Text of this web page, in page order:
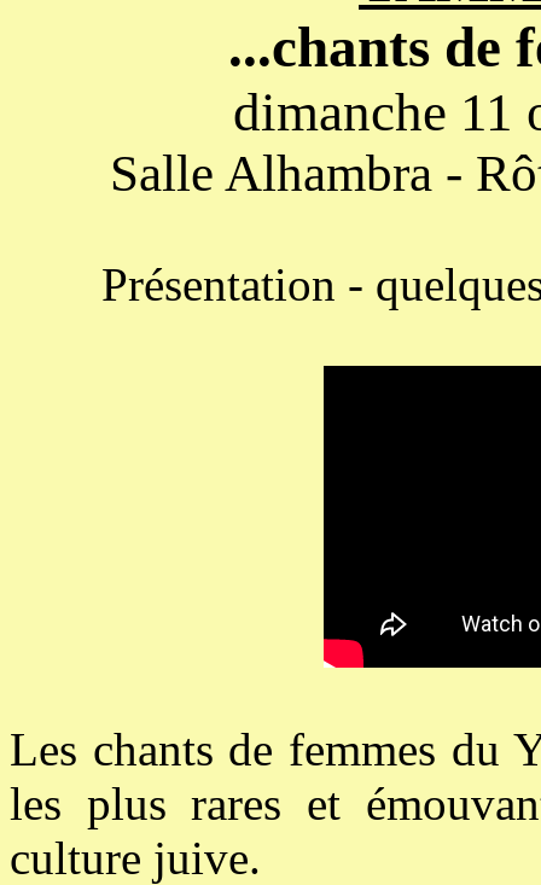
...chants de
dimanche 11
Salle Alhambra -
Présentation -
Les chants de femmes du
les plus rares et
culture juive.